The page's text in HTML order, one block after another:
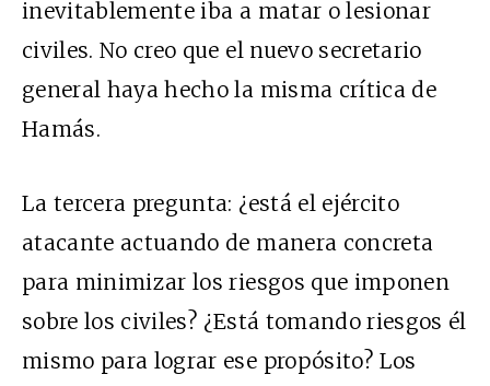
inevitablemente iba a matar o lesionar
civiles. No creo que el nuevo secretario
general haya hecho la misma crítica de
Hamás.
La tercera pregunta: ¿está el ejército
atacante actuando de manera concreta
para minimizar los riesgos que imponen
sobre los civiles? ¿Está tomando riesgos él
mismo para lograr ese propósito? Los